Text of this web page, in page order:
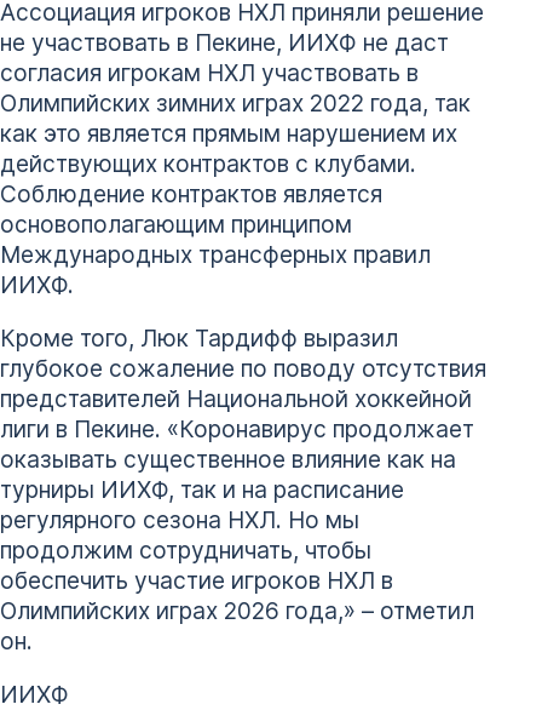
Ассоциация игроков НХЛ приняли решение
не участвовать в Пекине, ИИХФ не даст
согласия игрокам НХЛ участвовать в
Олимпийских зимних играх 2022 года, так
как это является прямым нарушением их
действующих контрактов с клубами.
Соблюдение контрактов является
основополагающим принципом
Международных трансферных правил
ИИХФ.
Кроме того, Люк Тардифф выразил
глубокое сожаление по поводу отсутствия
представителей Национальной хоккейной
лиги в Пекине. «Коронавирус продолжает
оказывать существенное влияние как на
турниры ИИХФ, так и на расписание
регулярного сезона НХЛ. Но мы
продолжим сотрудничать, чтобы
обеспечить участие игроков НХЛ в
Олимпийских играх 2026 года,» – отметил
он.
ИИХФ